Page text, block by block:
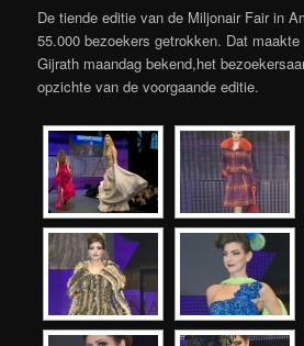
De tiende editie van de Miljonair Fair in
55.000 bezoekers getrokken. Dat
Gijrath maandag bekend,het
opzichte van de voorgaande editie.